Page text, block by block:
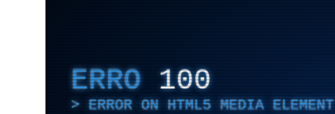
ERRO 100
ERROR ON HTML5 MEDIA ELEMENT